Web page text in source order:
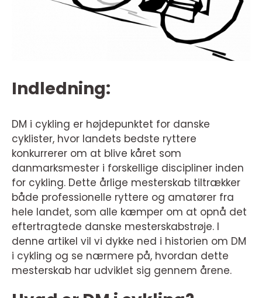
Indledning:
DM i cykling er højdepunktet for danske
cyklister, hvor landets bedste ryttere
konkurrerer om at blive kåret som
danmarksmester i forskellige discipliner inden
for cykling. Dette årlige mesterskab tiltrækker
både professionelle ryttere og amatører fra
hele landet, som alle kæmper om at opnå det
eftertragtede danske mesterskabstrøje. I
denne artikel vil vi dykke ned i historien om DM
i cykling og se nærmere på, hvordan dette
mesterskab har udviklet sig gennem årene.